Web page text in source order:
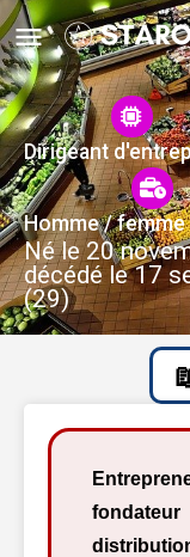
Dirigeant
Homme /
Né le 20
décédé le 17
(29)